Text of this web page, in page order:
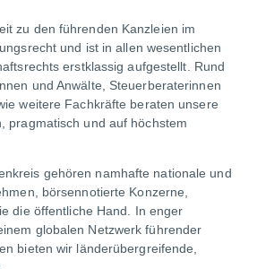
zu den führenden Kanzleien im
und ist in allen wesentlichen
erstklassig aufgestellt. Rund
und Anwälte, Steuerberaterinnen
weitere Fachkräfte beraten unsere
pragmatisch und auf höchstem
gehören namhafte nationale und
börsennotierte Konzerne,
die öffentliche Hand. In enger
globalen Netzwerk führender
bieten wir länderübergreifende,